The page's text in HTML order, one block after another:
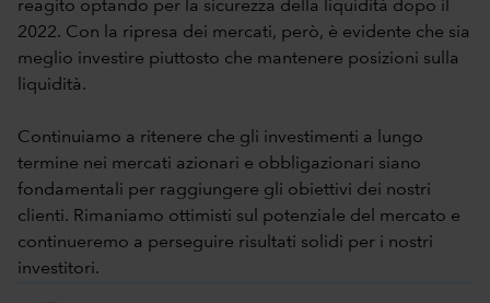
reagito optando per la sicurezza della liquidità dopo il
2022. Con la ripresa dei mercati, però, è evidente che sia
meglio investire piuttosto che mantenere posizioni sulla
liquidità.
Continuiamo a ritenere che gli investimenti a lungo
termine nei mercati azionari e obbligazionari siano
fondamentali per raggiungere gli obiettivi dei nostri
clienti. Rimaniamo ottimisti sul potenziale del mercato e
continueremo a perseguire risultati solidi per i nostri
investitori.